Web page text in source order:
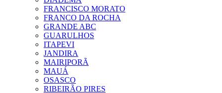
FRANCISCO MORATO
FRANCO DA ROCHA
GRANDE ABC
GUARULHOS
ITAPEVI
JANDIRA
MAIRIPORÃ
MAUÁ
OSASCO
RIBEIRÃO PIRES